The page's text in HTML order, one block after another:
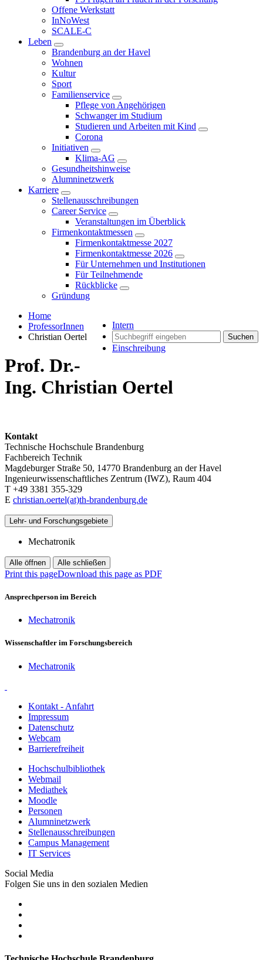
Offene Werkstatt
InNoWest
SCALE-C
Leben
Brandenburg an der Havel
Wohnen
Kultur
Sport
Familienservice
Pflege von Angehörigen
Schwanger im Studium
Studieren und Arbeiten mit Kind
Corona
Initiativen
Klima-AG
Gesundheitshinweise
Alumninetzwerk
Karriere
Stellenausschreibungen
Career Service
Veranstaltungen im Überblick
Firmenkontaktmessen
Firmenkontaktmesse 2027
Firmenkontaktmesse 2026
Für Unternehmen und Institutionen
Für Teilnehmende
Rückblicke
Gründung
Intern
Suchen
Einschreibung
Home
ProfessorInnen
Christian Oertel
Prof. Dr.-
Ing. Christian Oertel
Kontakt
Technische Hochschule Brandenburg
Fachbereich Technik
Magdeburger Straße 50, 14770 Brandenburg an der Havel
Ingenieurwissenschaftliches Zentrum (IWZ), Raum 404
T +49 3381 355-329
E christian.oertel(at)th-brandenburg.de
Lehr- und Forschungsgebiete
Mechatronik
Alle öffnen Alle schließen
Print this pageDownload this page as PDF
Ansprechperson im Bereich
Mechatronik
Wissenschaftler im Forschungsbereich
Mechatronik
Kontakt - Anfahrt
Impressum
Datenschutz
Webcam
Barrierefreiheit
Hochschulbibliothek
Webmail
Mediathek
Moodle
Personen
Alumninetzwerk
Stellenausschreibungen
Campus Management
IT Services
Social Media
Folgen Sie uns in den sozialen Medien